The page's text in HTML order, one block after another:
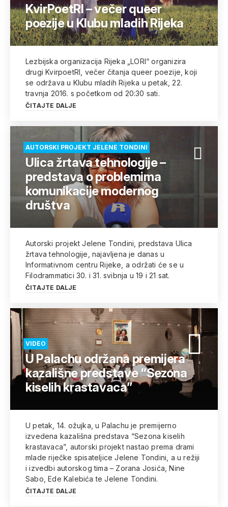
KvirPoetRI – večer queer
poezije u Klubu mladih Rijeka
Lezbijska organizacija Rijeka „LORI“ organizira
drugi KvirpoetRI, večer čitanja queer poezije, koji
se održava u Klubu mladih Rijeka u petak, 22.
travnja 2016. s početkom od 20:30 sati.
ČITAJTE DALJE
AUTORSKI PROJEKT JELENE TONDINI
Ulica žrtava tehnologije –
predstava o problemima
komunikacije modernog
društva
Autorski projekt Jelene Tondini, predstava Ulica
žrtava tehnologije, najavljena je danas u
Informativnom centru Rijeke, a održati će se u
Filodrammatici 30. i 31. svibnja u 19 i 21 sat.
ČITAJTE DALJE
VIDEO
U Palachu održana premijera
kazališne predstave “Sezona
kiselih krastavaca”
U petak, 14. ožujka, u Palachu je premijerno
izvedena kazališna predstava “Sezona kiselih
krastavaca”, autorski projekt nastao prema drami
mlade riječke spisateljice Jelene Tondini, a u režiji
i izvedbi autorskog tima – Zorana Josića, Nine
Sabo, Ede Kalebića te Jelene Tondini.
ČITAJTE DALJE